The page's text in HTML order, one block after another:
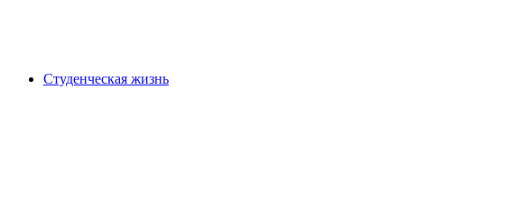
Студенческая жизнь